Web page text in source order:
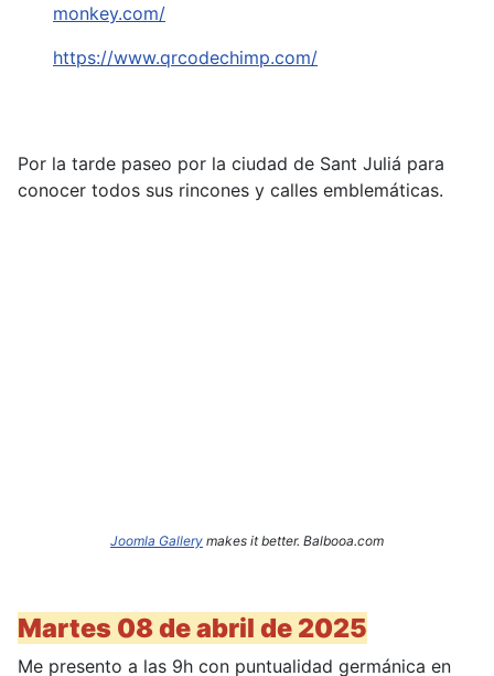
monkey.com/
https://www.qrcodechimp.com/
Por la tarde paseo por la ciudad de Sant Juliá para
conocer todos sus rincones y calles emblemáticas.
Joomla Gallery makes it better. Balbooa.com
Martes 08 de abril de 2025
Me presento a las 9h con puntualidad germánica en